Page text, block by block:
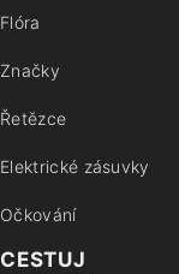
Flóra
Značky
Řetězce
Elektrické zásuvky
Očkování
CESTUJ